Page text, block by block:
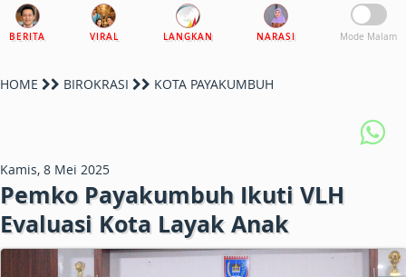
BERITA VIRAL LANGKAN NARASI Mode Malam
HOME BIROKRASI KOTA PAYAKUMBUH
Kamis, 8 Mei 2025
Pemko Payakumbuh Ikuti VLH
Evaluasi Kota Layak Anak